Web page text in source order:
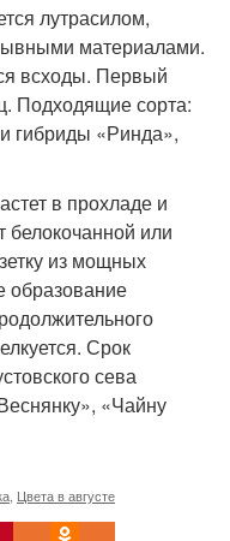
лутрасилом,
материалами.
всходы. Первый
Подходящие сорта:
гибриды «Ринда»,
в прохладе и
белокочанной или
из мощных
образование
Срок
сева
«Чайну
Цвета в августе